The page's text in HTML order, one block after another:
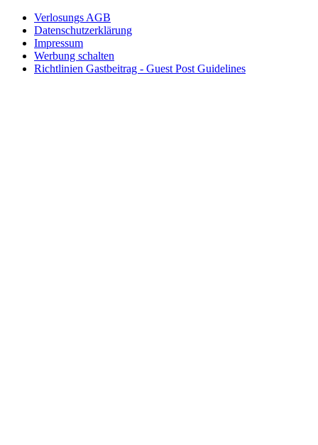
Verlosungs AGB
Datenschutzerklärung
Impressum
Werbung schalten
Richtlinien Gastbeitrag - Guest Post Guidelines